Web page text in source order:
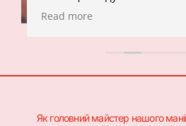
тобою! Я вийшла після
Професіоналізм, підхід до
Дякую, і до нової зустрічі!
Read more
Як головний майстер нашого